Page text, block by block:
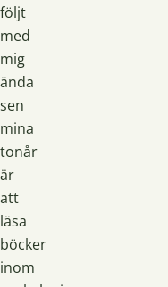
följt
med
mig
ända
sen
mina
tonår
är
att
läsa
böcker
inom